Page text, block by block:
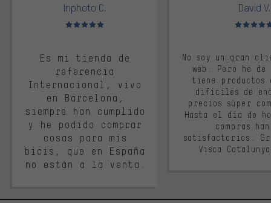
Inphoto C.
Valoración media: 5 de 5
Es mi tienda de
referencia
Internacional, vivo
en Barcelona,
siempre han cumplido
y he podido comprar
cosas para mis
bicis, que en España
no están a la venta.
David V.
Valoración
No soy un gran
web. Pero he
tiene productos
difíciles de
precios súper
Hasta el día de
compras
satisfactorios.
Visca